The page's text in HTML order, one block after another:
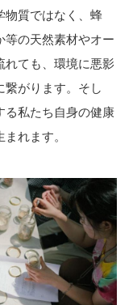
物質ではなく、蜂
等の天然素材やオー
れても、環境に悪影
繋がります。そし
る私たち自身の健康
れます。